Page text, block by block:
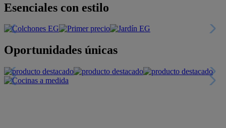
Esenciales con estilo
Oportunidades únicas